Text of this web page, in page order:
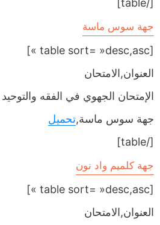
[/table]
جهة سوس ماسة
[table sort= »desc,asc »]
العنوان,الامتحان
جهة سوس ماسة,تحميل
[/table]
جهة كلميم واد نون
[table sort= »desc,asc »]
العنوان,الامتحان